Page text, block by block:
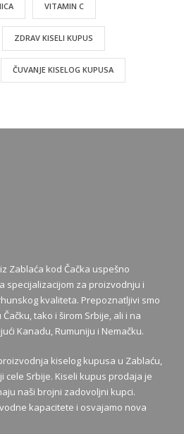
VITAMIN C
ZDRAV KISELI KUPUS
ČUVANJE KISELOG KUPUSA
iz Zablaća kod Čačka uspešno
specijalizacijom za proizvodnju i
kvaliteta. Prepoznatljivi smo
tako i širom Srbije, ali i na
Kanadu, Rumuniju i Nemačku.
kiselog kupusa u Zablaću,
cele Srbije. Kiseli kupus prodaja je
naši brojni zadovoljni kupci.
kapacitete i osvajamo nova